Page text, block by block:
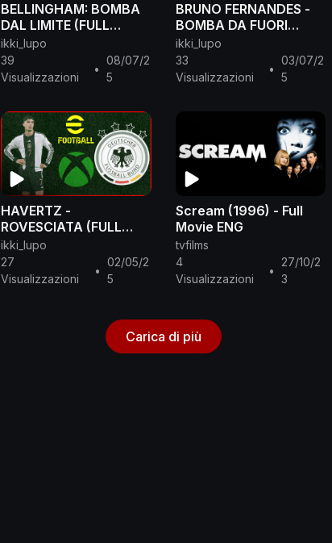
BELLINGHAM: BOMBA
DAL LIMITE (FULL
MANUAL)
ikki_lupo
39
Visualizzazioni
•
08/07/2
5
BRUNO FERNANDES -
BOMBA DA FUORI
(FULL MANUAL)
ikki_lupo
33
Visualizzazioni
•
03/07/2
5
HAVERTZ -
ROVESCIATA (FULL
MANUAL)
ikki_lupo
27
Visualizzazioni
•
02/05/2
5
Scream (1996) - Full
Movie ENG
tvfilms
4
Visualizzazioni
•
27/10/2
3
Carica di più